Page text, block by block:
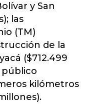
y San
las
(TM)
de la
($712.499
público
kilómetros